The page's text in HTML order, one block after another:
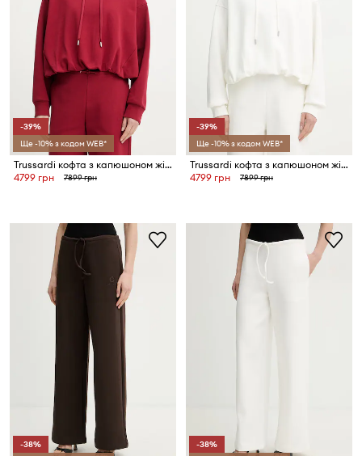
-39%
Ще -10% з кодом WEB*
Trussardi кофта з капюшоном жіноча бавовняна
4799 грн
7899 грн
-39%
Ще -10% з кодом WEB*
Trussardi кофта з капюшоном жіноча бавовняна
4799 грн
7899 грн
-38%
-38%